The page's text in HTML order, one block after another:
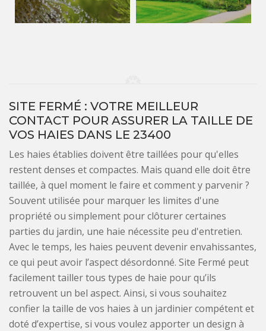
SITE FERMÉ : VOTRE MEILLEUR
CONTACT POUR ASSURER LA TAILLE DE
VOS HAIES DANS LE 23400
Les haies établies doivent être taillées pour qu'elles
restent denses et compactes. Mais quand elle doit être
taillée, à quel moment le faire et comment y parvenir ?
Souvent utilisée pour marquer les limites d'une
propriété ou simplement pour clôturer certaines
parties du jardin, une haie nécessite peu d'entretien.
Avec le temps, les haies peuvent devenir envahissantes,
ce qui peut avoir l’aspect désordonné. Site Fermé peut
facilement tailler tous types de haie pour qu’ils
retrouvent un bel aspect. Ainsi, si vous souhaitez
confier la taille de vos haies à un jardinier compétent et
doté d’expertise, si vous voulez apporter un design à